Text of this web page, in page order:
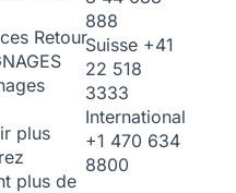
Retour
plus
plus de
888
Suisse +41
22 518
3333
International
+1 470 634
8800